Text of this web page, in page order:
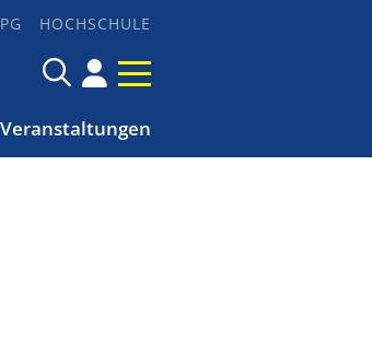
HOCHSCHULE
Veranstaltungen